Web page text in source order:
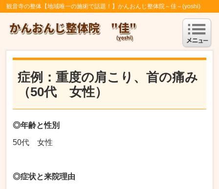
観音寺の整体【地域唯一の施術で話題！】かんおんじ整体院～佳～(yoshi)
症例：重度の肩こり、首の痛み
（50代 女性）
◎年齢と性別
50代 女性
◎症状と来院理由